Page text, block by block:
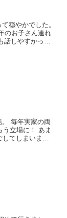
穏やかでした。
両
場に！ あま
してしまいまし